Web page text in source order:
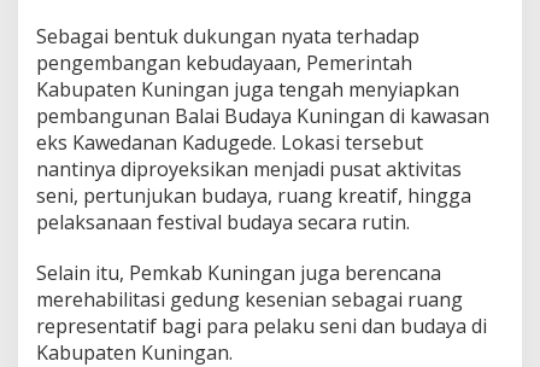
Sebagai bentuk dukungan nyata terhadap
pengembangan kebudayaan, Pemerintah
Kabupaten Kuningan juga tengah menyiapkan
pembangunan Balai Budaya Kuningan di kawasan
eks Kawedanan Kadugede. Lokasi tersebut
nantinya diproyeksikan menjadi pusat aktivitas
seni, pertunjukan budaya, ruang kreatif, hingga
pelaksanaan festival budaya secara rutin.
Selain itu, Pemkab Kuningan juga berencana
merehabilitasi gedung kesenian sebagai ruang
representatif bagi para pelaku seni dan budaya di
Kabupaten Kuningan.